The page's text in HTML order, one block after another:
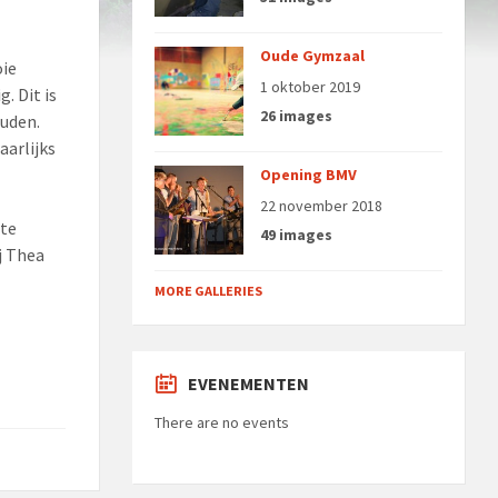
Dit is
Thea
Oude Gymzaal
1 oktober 2019
26 images
Opening BMV
22 november 2018
49 images
MORE GALLERIES
EVENEMENTEN
There are no events